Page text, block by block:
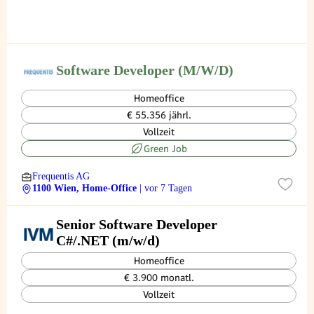
Software Developer (M/W/D)
Homeoffice
€ 55.356 jährl.
Vollzeit
Green Job
Frequentis AG
1100 Wien, Home-Office
| vor 7 Tagen
Senior Software Developer
C#/.NET (m/w/d)
Homeoffice
€ 3.900 monatl.
Vollzeit